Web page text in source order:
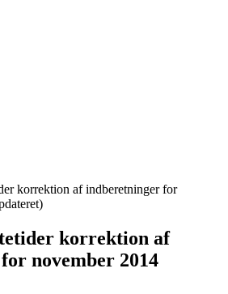
korrektion af indberetninger for
korrektion af
november 2014